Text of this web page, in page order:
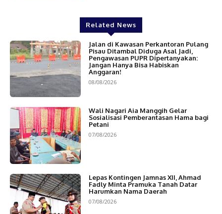
Related News
Jalan di Kawasan Perkantoran Pulang
Pisau Ditambal Diduga Asal Jadi,
Pengawasan PUPR Dipertanyakan:
Jangan Hanya Bisa Habiskan
Anggaran!
08/08/2026
Wali Nagari Aia Manggih Gelar
Sosialisasi Pemberantasan Hama bagi
Petani
07/08/2026
Lepas Kontingen Jamnas XII, Ahmad
Fadly Minta Pramuka Tanah Datar
Harumkan Nama Daerah
07/08/2026